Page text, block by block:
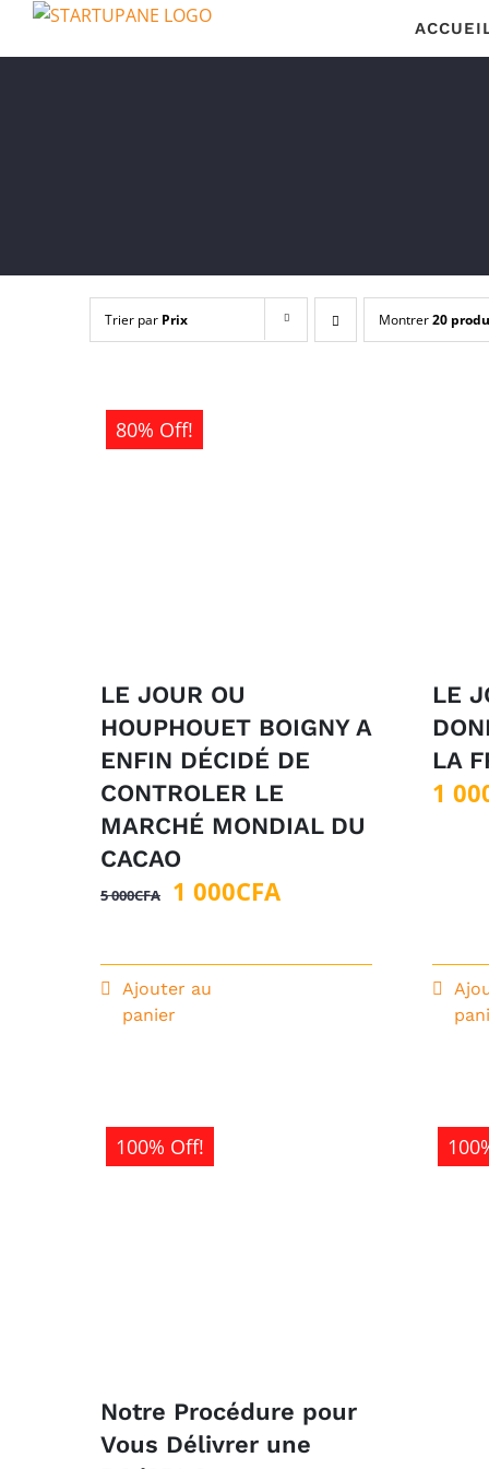
Passer
Trier par Prix Montrer20
80% Off!
LE JOUR OU
HOUPHOUET BOIGNY A
ENFIN DÉCIDÉ DE
CONTROLER LE
MARCHÉ MONDIAL DU
CACAO
5 000CFA
Le
initial
était :
5
1 000CFALe
actuel
Ajouter au
panier
LE
LA
1
100% Off!
Notre Procédure pour
Vous Délivrer une